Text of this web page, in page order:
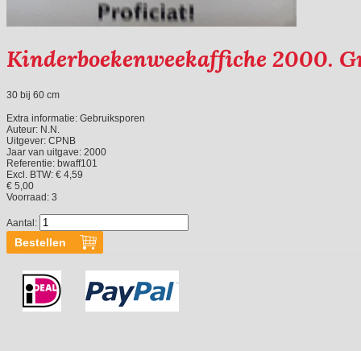
Kinderboekenweekaffiche 2000.
30 bij 60 cm
Extra informatie: Gebruiksporen
Auteur: N.N.
Uitgever: CPNB
Jaar van uitgave: 2000
Referentie: bwaff101
Excl. BTW: € 4,59
€ 5,00
Voorraad: 3
Aantal: